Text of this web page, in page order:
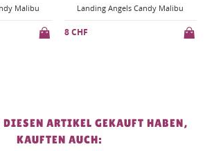
Malibu Landing Angels Candy Malibu
8 CHF
ARTIKEL GEKAUFT HABEN,
KAUFTEN AUCH: